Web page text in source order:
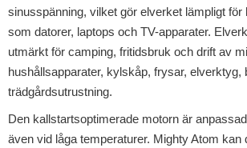
sinusspänning, vilket gör elverket lämpligt för
som datorer, laptops och TV-apparater.
utmärkt för camping, fritidsbruk och drift av
hushållsapparater, kylskåp, frysar, elverktyg,
trädgårdsutrustning.
Den kallstartsoptimerade motorn är
även vid låga temperaturer. Mighty Atom kan